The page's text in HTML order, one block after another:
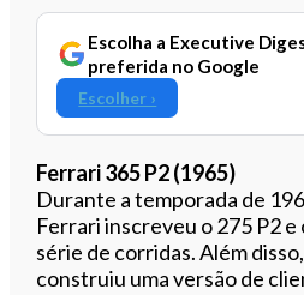
Escolha a Executive
preferida no Google
Escolher ›
Ferrari 365 P2 (1965)
Durante a temporada de
Ferrari inscreveu o 275 P2 e
série de corridas. Além
construiu uma versão de